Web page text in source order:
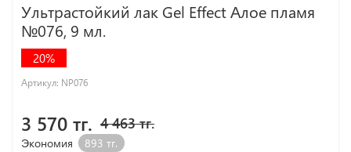
Ультрастойкий лак Gel Effect Алое пламя
№076, 9 мл.
20%
Артикул: NP076
3 570 тг. 4 463 тг.
Экономия 893 тг.